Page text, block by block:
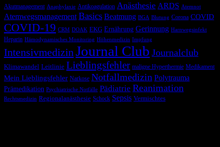
Akutmanagement Anaphylaxie Antikoagulation Anästhesie ARDS Atemnot
Atemwegsmanagement Basics Beatmung BGA Blutung Corona COVID
COVID-19 CRM DOAK EKG Ernährung Gerinnung Harnwegsinfekt
Heparin Hämodynamisches Monitoring Höhenmedizin Impfung
IntensivmedizinJournal Club Journalclub
Klimawandel Leitlinie Lieblingsfehler maligne Hyperthermie Medikament
Mein Lieblingsfehler Narkose Notfallmedizin Polytrauma
Prämedikation Psychiatrische Notfälle Pädiatrie Reanimation
Rechtsmedizin Regionalanästhesie Schock Sepsis Vermischtes